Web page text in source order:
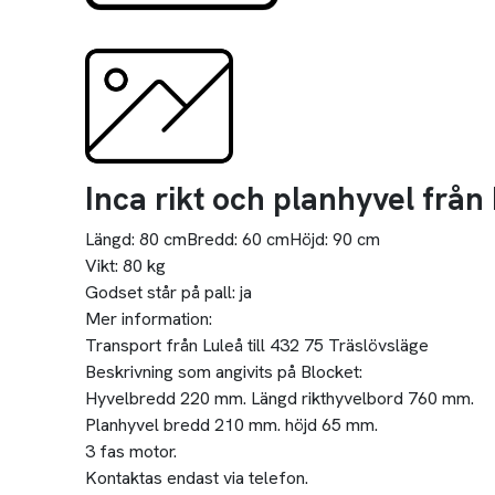
Inca rikt och planhyvel från
Längd: 80 cmBredd: 60 cmHöjd: 90 cm
Vikt: 80 kg
Godset står på pall: ja
Mer information:
Transport från Luleå till 432 75 Träslövsläge
Beskrivning som angivits på Blocket:
Hyvelbredd 220 mm. Längd rikthyvelbord 760 mm.
Planhyvel bredd 210 mm. höjd 65 mm.
3 fas motor.
Kontaktas endast via telefon.